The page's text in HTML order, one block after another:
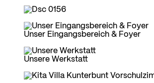
Unser Eingangsbereich & Foyer
Unsere Werkstatt